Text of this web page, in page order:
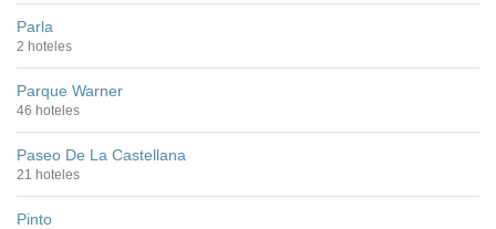
Parla
2 hoteles
Parque Warner
46 hoteles
Paseo De La Castellana
21 hoteles
Pinto